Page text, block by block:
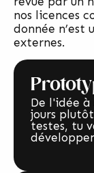
nos licences
donnée n’est
externes.
De l'idée
jours
testes, tu